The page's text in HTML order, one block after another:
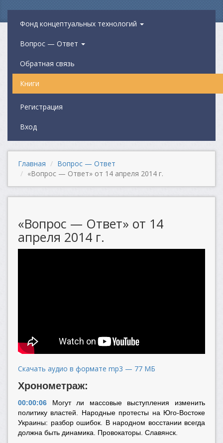
Фонд концептуальных технологий
Вопрос — Ответ
Обратная связь
Книги
Регистрация
Вход
Главная
Вопрос — Ответ
«Вопрос — Ответ» от 14 апреля 2014 г.
«Вопрос — Ответ» от 14
апреля 2014 г.
Скачать аудио в формате mp3 — 77 МБ
Хронометраж:
00:00:06 Могут ли массовые выступления изменить
политику властей. Народные протесты на Юго-Востоке
Украины: разбор ошибок. В народном восстании всегда
должна быть динамика. Провокаторы. Славянск.